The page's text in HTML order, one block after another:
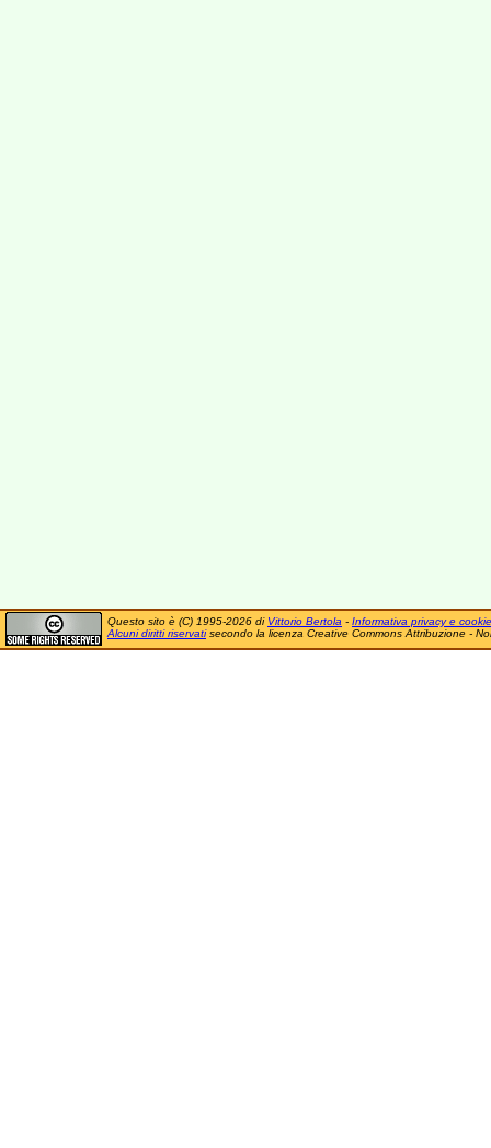
Questo sito è (C) 1995-2026 di Vittorio Bertola - Informativa privacy e cookie
Alcuni diritti riservatisecondo la licenza Creative Commons Attribuzione -